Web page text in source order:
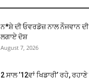
ਨ*ਸ਼ੇ ਦੀ ਓਵਰਡੋਜ਼ ਨਾਲ ਨੌਜਵਾਨ
ਲਗਾਏ ਦੋਸ਼
August 7, 2026
2 ਸਾਲ ’12ਵਾਂ ਖਿਡਾਰੀ’ ਰਹੇ,